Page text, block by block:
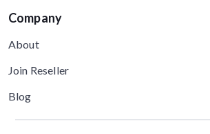
Company
About
Join Reseller
Blog